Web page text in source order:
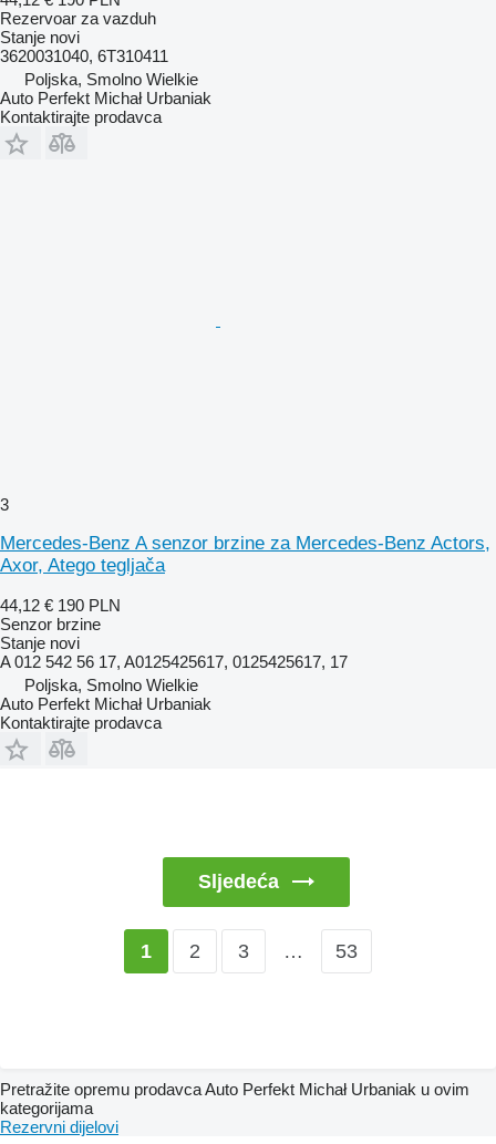
Rezervoar za vazduh
Stanje novi
3620031040, 6T310411
Poljska, Smolno Wielkie
Auto Perfekt Michał Urbaniak
Kontaktirajte prodavca
3
Mercedes-Benz A senzor brzine za Mercedes-Benz Actors,
Axor, Atego tegljača
44,12 € 190 PLN
Senzor brzine
Stanje novi
A 012 542 56 17, A0125425617, 0125425617, 17
Poljska, Smolno Wielkie
Auto Perfekt Michał Urbaniak
Kontaktirajte prodavca
Sljedeća
1 2 3 … 53
Pretražite opremu prodavca Auto Perfekt Michał Urbaniak u ovim
kategorijama
Rezervni dijelovi